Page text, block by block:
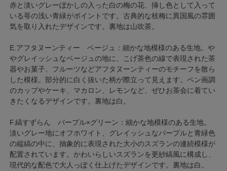
赤と淡いグレーぼかしの入った白の梅の花、挿し色として入って
いる萼の浅い青緑がポイントです。古典的な枝梅に異国風の雰囲
気を取り入れたデザインです。裏地は山吹茶。
E.アフタヌーンティー ベージュ：細かな地模様のある生地。や
やグレイッシュなベージュの地に、こげ茶色の線で表現された茶
器やお菓子、フルーツなどアフタヌーンティーのモチーフを散ら
した模様。部分的に白く抜いた柄が際立って見えます。ペン画調
のカップやケーキ、マカロン、レモンなど、ぜひお茶会に着てい
きたくなるデザインです。裏地は白。
F.縞すずらん パープル×グリーン：細かな地模様のある生地。
淡いグレー地にオフホワイト、グレイッシュなパープルと青緑色
の縦縞の中に、抽象的に表現された大小のスズランの連続模様が
配置されています。かわいらしいスズランを更紗縞風に構成し、
現代的な配色で大人っぽく仕上げたデザインです。裏地は白。